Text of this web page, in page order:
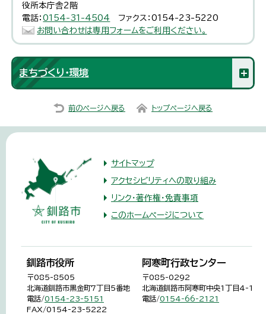
役所本庁舎2階
電話：0154-31-4504
ファクス：0154-23-5220
お問い合わせは専用フォームをご利用ください。
まちづくり・環境
前のページへ戻る トップページへ戻る
サイトマップ
アクセシビリティへの取り組み
リンク・著作権・免責事項
このホームページについて
釧路市役所
〒085-8505
北海道釧路市黒金町7丁目5番地
電話/0154-23-5151
FAX/0154-23-5222
阿寒町行政センター
〒085-0292
北海道釧路市阿寒町中央1丁目4-1
電話/0154-66-2121